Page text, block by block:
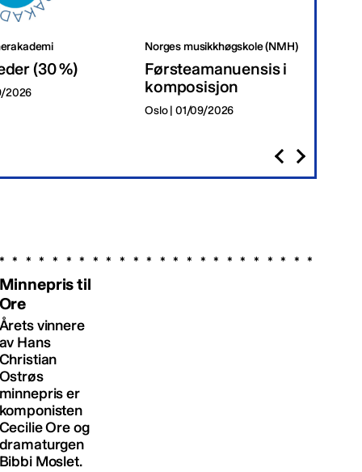
(30 %)
2026
Norges musikkhøgskole (NMH)
Førsteamanuensis i
komposisjon
Oslo | 01/09/2026
til
vinnere
Hans
er
Ore og
Moslet.